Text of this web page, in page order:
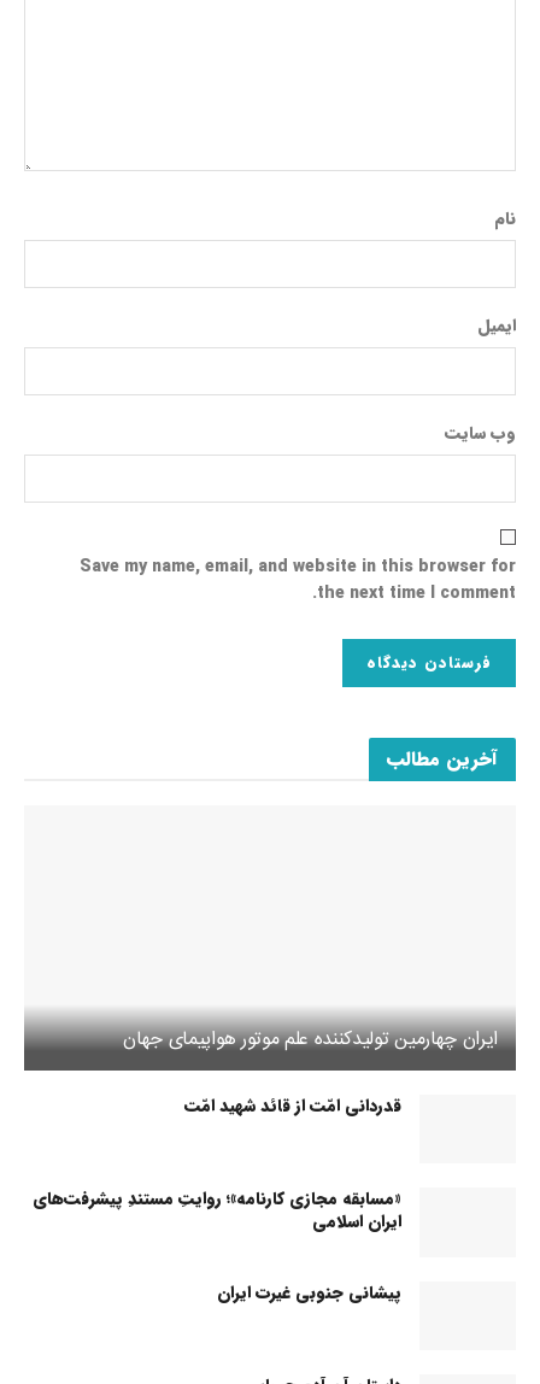
آخرین مطالب
ایران چهارمین تولیدکننده علم موتور هواپیمای جهان
قدردانی امّت از قائد شهید امّت
«مسابقه مجازی کارنامه»؛ روایتِ مستندِ پیشرفت‌های
ایران اسلامی
پیشانی جنوبی غیرت ایران
نام
ایمیل
وب‌ سایت
Save my name, email, and website in this browser for
the next time I comment.